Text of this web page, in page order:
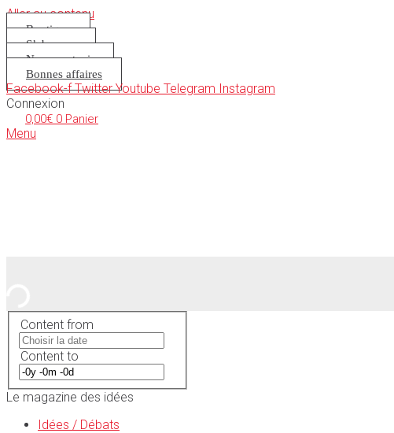
Aller au contenu
Boutique
S’abonner
Nous soutenir
Bonnes affaires
Facebook-f Twitter Youtube Telegram Instagram
Connexion
0,00€ 0 Panier
Menu
Content from
Content to
Le magazine des idées
Idées / Débats